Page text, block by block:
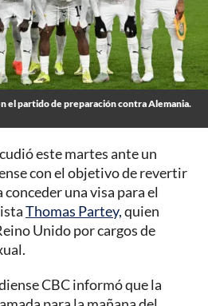
el partido de preparación contra Alemania.
este martes ante un
con el objetivo de revertir
una visa para el
Thomas Partey,quien
Unido por cargos de
CBC informó que la